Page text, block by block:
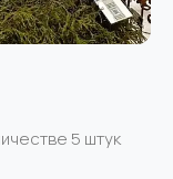
5 штук